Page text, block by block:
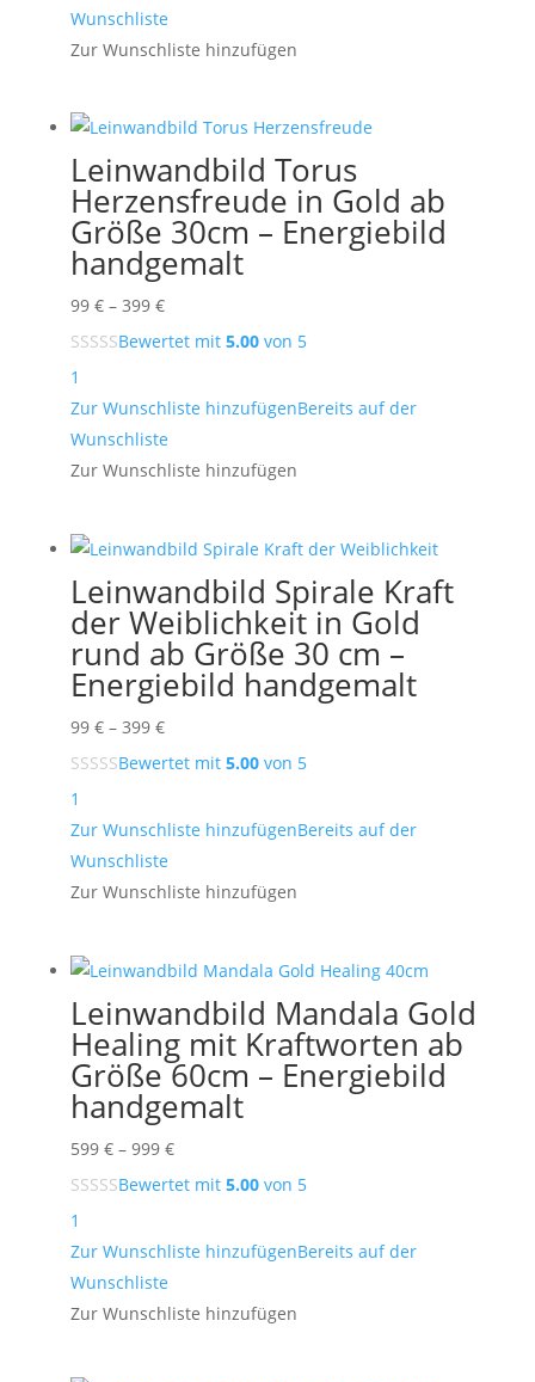
bis
449 €
Wunschliste
Zur Wunschliste hinzufügen
Leinwandbild Torus
Herzensfreude in Gold ab
Größe 30cm – Energiebild
handgemalt
99 € – 399 €Preisspanne:
99 €
399 €
Bewertet mit 5.00von 5
1
Zur Wunschliste hinzufügenBereits auf der
Wunschliste
Zur Wunschliste hinzufügen
Leinwandbild Spirale Kraft
der Weiblichkeit in Gold
rund ab Größe 30 cm –
Energiebild handgemalt
99 € – 399 €Preisspanne:
99 €
399 €
Bewertet mit 5.00von 5
1
Zur Wunschliste hinzufügenBereits auf der
Wunschliste
Zur Wunschliste hinzufügen
Leinwandbild Mandala Gold
Healing mit Kraftworten ab
Größe 60cm – Energiebild
handgemalt
599 € – 999 €Preisspanne:
599 €
999 €
Bewertet mit 5.00von 5
1
Zur Wunschliste hinzufügenBereits auf der
Wunschliste
Zur Wunschliste hinzufügen